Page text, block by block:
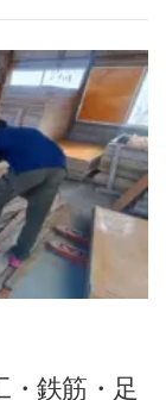
鉄筋・足